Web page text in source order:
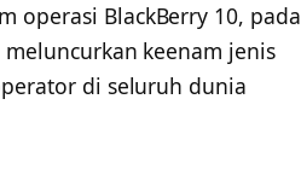
operasi BlackBerry 10, pada
keenam jenis
di seluruh dunia